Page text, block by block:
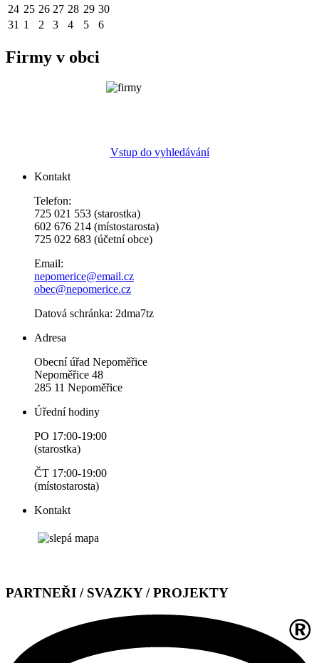
24 25 26 27 28 29 30
31 1 2 3 4 5 6
Firmy v obci
Vstup do vyhledávání
Kontakt
Telefon:
725 021 553 (starostka)
602 676 214 (místostarosta)
725 022 683 (účetní obce)
Email:
nepomerice@email.cz
obec@nepomerice.cz
Datová schránka: 2dma7tz
Adresa
Obecní úřad Nepoměřice
Nepoměřice 48
285 11 Nepoměřice
Úřední hodiny
PO 17:00-19:00
(starostka)
ČT 17:00-19:00
(místostarosta)
Kontakt
PARTNEŘI / SVAZKY / PROJEKTY